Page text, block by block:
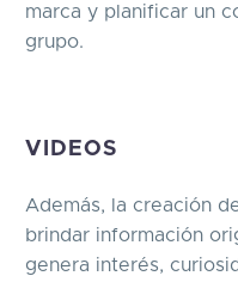
marca y planificar un
grupo.
VIDEOS
Además, la creación
brindar información
genera interés,